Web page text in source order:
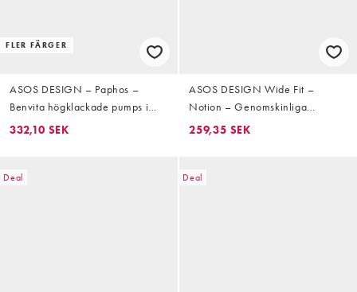
FLER FÄRGER
ASOS DESIGN – Paphos –
Benvita högklackade pumps i
satin med spetsig tå och bred
332,10 SEK
ASOS DESIGN Wide Fit –
Notion – Genomskinliga
klacksandaler i barely there-
259,35 SEK
Deal Deal